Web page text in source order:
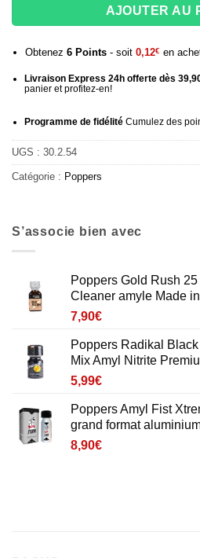
AJOUTER AU
Obtenez 6Points- soit 0,12€ en
Livraison Express 24h offerte dès
panier et profitez-en!
Programme de fidélitéCumulez des
UGS : 30.2.54
Catégorie : Poppers
S’associe bien avec
Poppers Gold Rush
Cleaner amyle Made
7,90€
Poppers Radikal
Mix Amyl Nitrite
5,99€
Poppers Amyl Fist
grand format
8,90€